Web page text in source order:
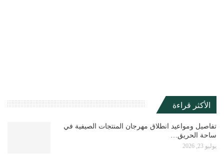
الأكثر قراءة
تفاصيل ومواعيد انطلاق مهرجان المنتجات الصيفية في
ساحة الحريق…
يوليو 23, 2026